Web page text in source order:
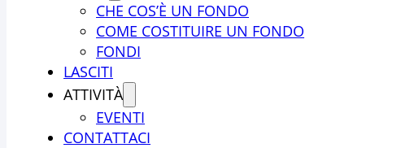
CHE COS’È UN FONDO
COME COSTITUIRE UN FONDO
FONDI
LASCITI
ATTIVITÀ
EVENTI
CONTATTACI